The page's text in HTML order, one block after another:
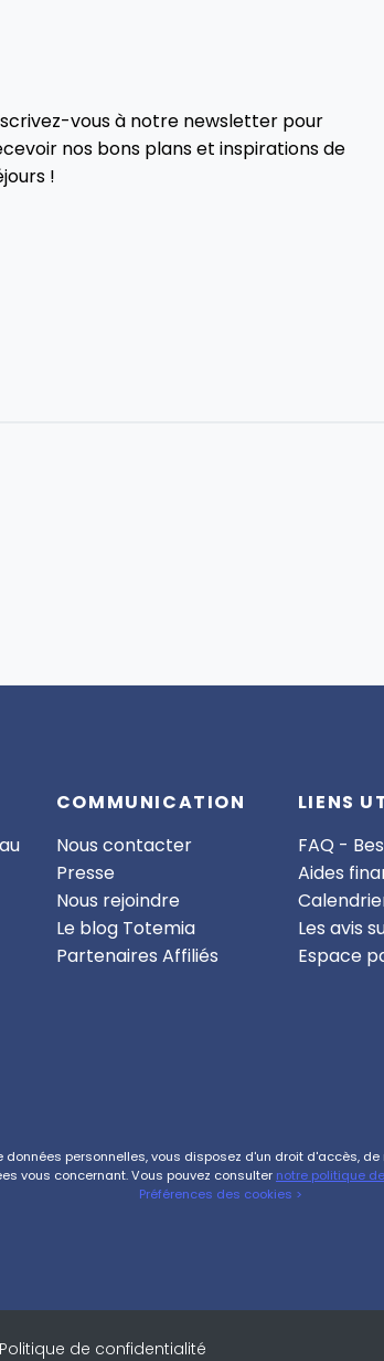
vous à notre newsletter pour
nos bons plans et inspirations de
!
COMMUNICATION
Nous contacter
Presse
Nous rejoindre
Le blog Totemia
Partenaires Affiliés
LIENS
FAQ -
Aides
Les avis
Espace
données personnelles, vous disposez d'un droit d'accès,
vous concernant. Vous pouvez consulter notre politique
Préférences des cookies >
Politique de confidentialité